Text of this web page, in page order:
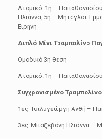
Ατομικό: 1η –
Ηλιάννα, 5η – Μήτογλου
Ειρήνη
Διπλό Μίνι Τραμπολίνο
Ομαδικό 3η θέση
Ατομικό: 1η – Παπαθανασίου
Συγχρονισμένο Τραμπολίνο
1 ες Τσιλογεώργη Ανθή –
3ες Μπαξεβάνη Ηλιάννα –